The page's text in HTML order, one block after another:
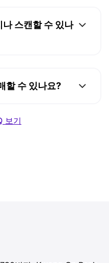
스캔할 수 있나
할 수 있나요?
보기